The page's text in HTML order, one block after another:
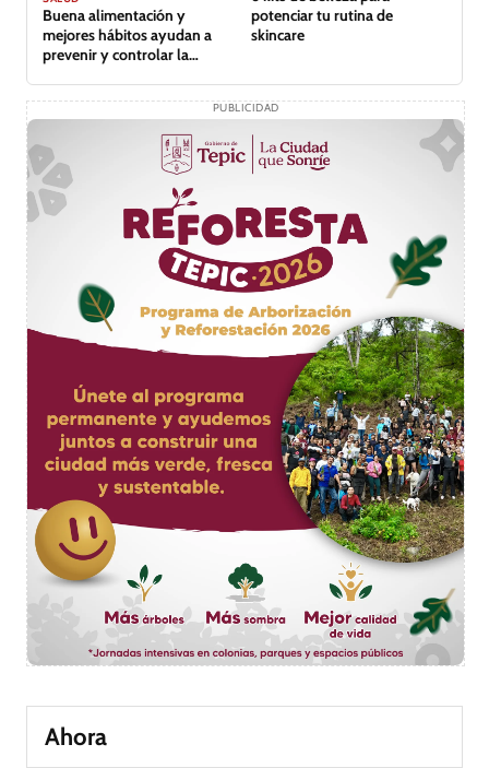
Buena alimentación y
mejores hábitos ayudan a
prevenir y controlar la
potenciar tu rutina de
skincare
PUBLICIDAD
Ahora